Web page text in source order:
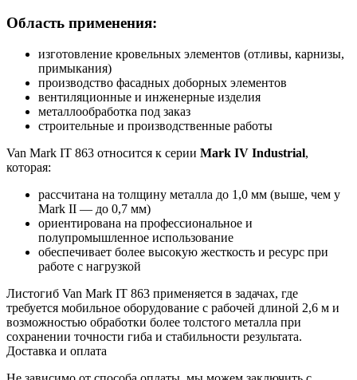
Область применения:
изготовление кровельных элементов (отливы, карнизы,
примыкания)
производство фасадных доборных элементов
вентиляционные и инженерные изделия
металлообработка под заказ
строительные и производственные работы
Van Mark IT 863 относится к серии Mark IV Industrial,
которая:
рассчитана на толщину металла до 1,0 мм (выше, чем у
Mark II — до 0,7 мм)
ориентирована на профессиональное и
полупромышленное использование
обеспечивает более высокую жесткость и ресурс при
работе с нагрузкой
Листогиб Van Mark IT 863 применяется в задачах, где
требуется мобильное оборудование с рабочей длиной 2,6 м и
возможностью обработки более толстого металла при
сохранении точности гиба и стабильности результата.
Доставка и оплата